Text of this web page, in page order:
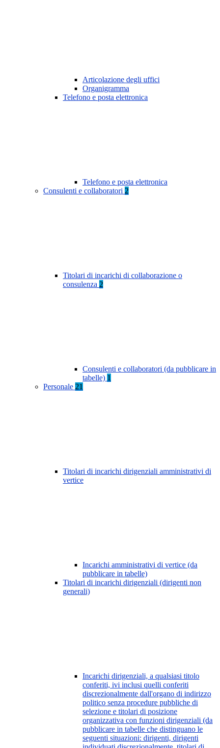
Articolazione degli uffici
Organigramma
Telefono e posta elettronica
Telefono e posta elettronica
Consulenti e collaboratori 2
Titolari di incarichi di collaborazione o
consulenza 2
Consulenti e collaboratori (da pubblicare in
tabelle) 1
Personale 21
Titolari di incarichi dirigenziali amministrativi di
vertice
Incarichi amministrativi di vertice (da
pubblicare in tabelle)
Titolari di incarichi dirigenziali (dirigenti non
generali)
Incarichi dirigenziali, a qualsiasi titolo
conferiti, ivi inclusi quelli conferiti
discrezionalmente dall'organo di indirizzo
politico senza procedure pubbliche di
selezione e titolari di posizione
organizzativa con funzioni dirigenziali (da
pubblicare in tabelle che distinguano le
seguenti situazioni: dirigenti, dirigenti